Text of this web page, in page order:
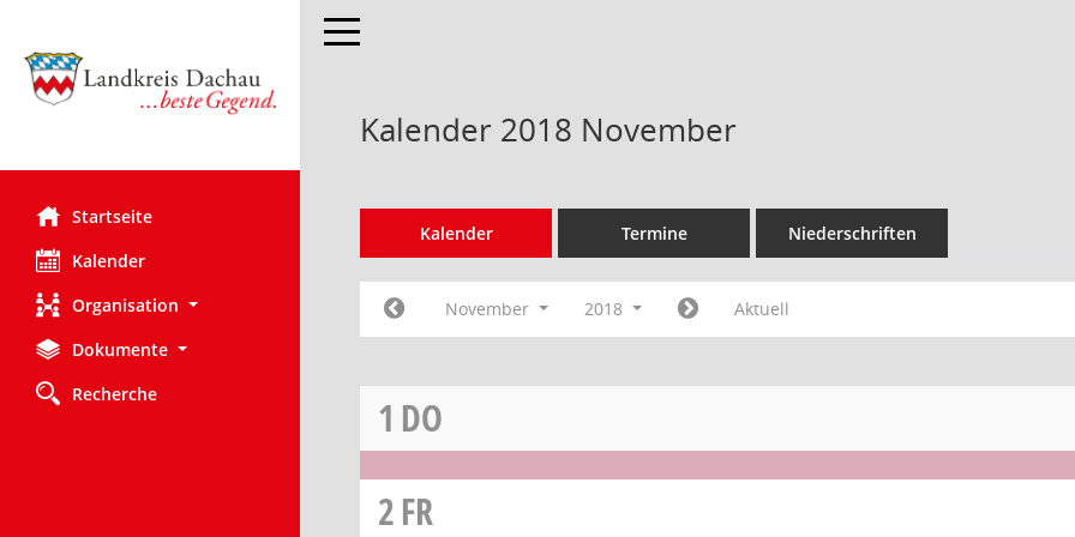
Startseite
Kalender
Organisation
Dokumente
Recherche
Toggle navigation
Kalender 2018 November
Kalender Termine Niederschriften
November 2018 Aktuell
1 DO
2FR